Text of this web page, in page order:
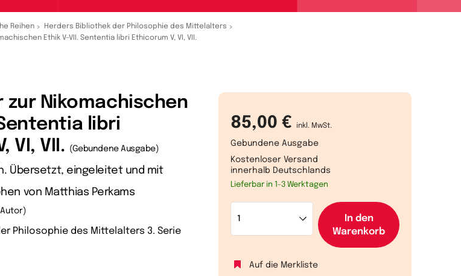
Reihen
Herders Bibliothek der Philosophie des Mittelalters
Ethik V–VII. Sententia libri Ethicorum V, VI, VII.
85,00 € inkl. MwSt.
Gebundene Ausgabe
Kostenloser Versand
innerhalb Deutschlands
Lieferbar in 1-3 Werktagen
In den
Warenkorb
Auf die Merkliste
zur Nikomachischen
libri
VI, VII.
(Gebundene Ausgabe)
Übersetzt, eingeleitet und mit
von Matthias Perkams
Philosophie des Mittelalters 3. Serie